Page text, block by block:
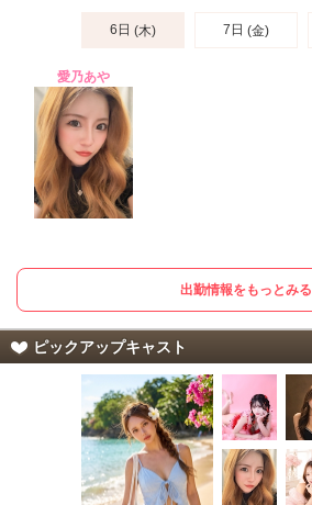
6日 (木) 7日 (金)
愛乃あや
出勤情報をもっとみる
ピックアップキャスト